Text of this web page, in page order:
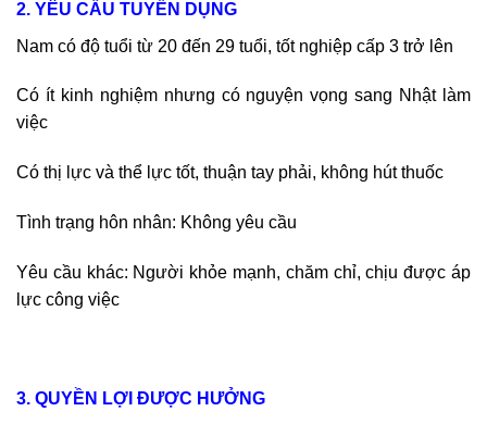
2. YÊU CẦU TUYỂN DỤNG
Nam có độ tuổi từ 20 đến 29 tuổi, tốt nghiệp cấp 3 trở lên
Có ít kinh nghiệm nhưng có nguyện vọng sang Nhật làm
việc
Có thị lực và thể lực tốt, thuận tay phải, không hút thuốc
Tình trạng hôn nhân: Không yêu cầu
Yêu cầu khác: Người khỏe mạnh, chăm chỉ, chịu được áp
lực công việc
3. QUYỀN LỢI ĐƯỢC HƯỞNG